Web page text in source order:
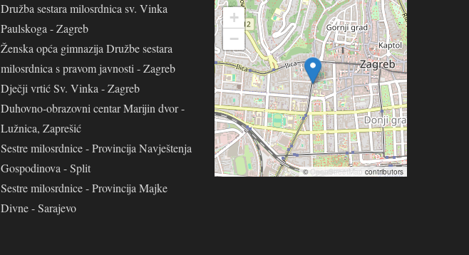
Družba sestara milosrdnica sv. Vinka
Paulskoga - Zagreb
Ženska opća gimnazija Družbe sestara
milosrdnica s pravom javnosti - Zagreb
Dječji vrtić Sv. Vinka - Zagreb
Duhovno-obrazovni centar Marijin dvor -
Lužnica, Zaprešić
Sestre milosrdnice - Provincija Navještenja
Gospodinova - Split
Sestre milosrdnice - Provincija Majke
Divne - Sarajevo
+
−
©OpenStreetMapcontributors